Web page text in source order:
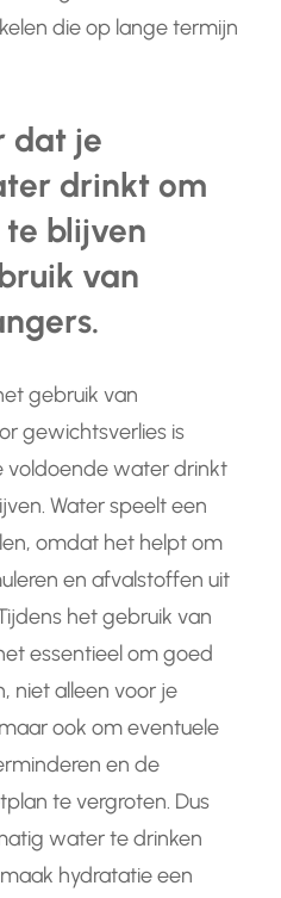
die op lange termijn
dat je
drinkt om
blijven
van
gebruik van
gewichtsverlies is
voldoende water drinkt
Water speelt een
omdat het helpt om
en afvalstoffen uit
het gebruik van
essentieel om goed
niet alleen voor je
ook om eventuele
en de
te vergroten. Dus
water te drinken
hydratatie een